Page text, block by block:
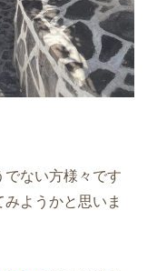
でない方様々です
ようかと思いま